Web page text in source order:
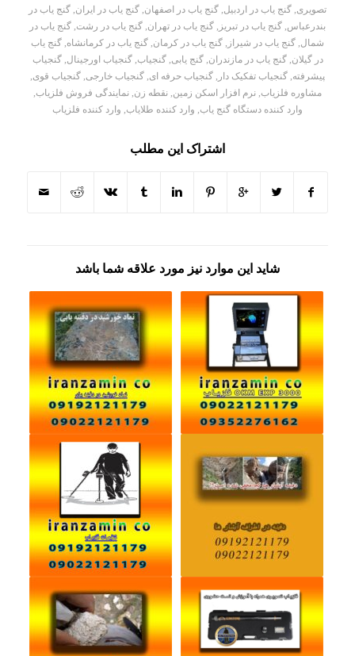
تصویری, گنج یاب در اردبیل, گنج یاب در اصفهان, گنج یاب در ایران, گنج یاب در
بندرعباس, گنج یاب در تبریز , گنج یاب در تهران, گنج یاب در رشت, گنج یاب در
شمال, گنج یاب در شیراز , گنج یاب در کرمان, گنج یاب در کرمانشاه, گنج یاب
در گیلان, گنج یاب در مازندران, گنج یابی, گنجیاب, گنجیاب اورجینال, گنجیاب
پیشرفته, گنجیاب تفکیک دار , گنجیاب حرفه ای, گنجیاب خارجی, گنجیاب قوی,
مشاوره فلزیاب, نرم افزار اسکن زمین, نقطه زن, نمایندگی فروش فلزیاب,
وارد کننده دستگاه گنج یاب, وارد کننده طلایاب, وارد کننده فلزیاب
اشتراک این مطلب
شاید این موارد نیز مورد علاقه شما باشد